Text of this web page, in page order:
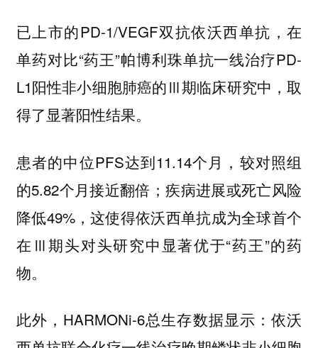
已上市的PD-1/VEGF双抗依沃西单抗，在
单药对比“药王”帕博利珠单抗一线治疗PD-
L1阳性非小细胞肺癌的Ⅲ期临床研究中，取
得了显著阳性结果。
患者的中位PFS达到11.14个月，较对照组
的5.82个月接近翻倍；疾病进展或死亡风险
降低49%，这使得依沃西单抗成为全球首个
在Ⅲ期头对头研究中显著优于“药王”的药
物。
此外，HARMONi-6总生存数据显示：依沃